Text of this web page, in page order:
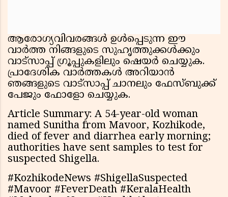
ആരോഗ്യവിവരങ്ങൾ ഉൾപ്പെടുന്ന ഈ
വാർത്ത നിങ്ങളുടെ സുഹൃത്തുക്കൾക്കും
വാട്സാപ്പ് ഗ്രൂപ്പുകളിലും ഷെയർ ചെയ്യുക.
പ്രാദേശിക വാർത്തകൾ അറിയാൻ
ഞങ്ങളുടെ വാട്സാപ്പ് ചാനലും ഫേസ്ബുക്ക്
പേജും ഫോളോ ചെയ്യുക.
Article Summary: A 54-year-old woman
named Sunitha from Mavoor, Kozhikode,
died of fever and diarrhea early morning;
authorities have sent samples to test for
suspected Shigella.
#KozhikodeNews #ShigellaSuspected
#Mavoor #FeverDeath #KeralaHealth